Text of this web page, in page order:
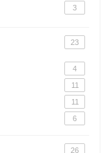
3
23
4
11
11
6
26